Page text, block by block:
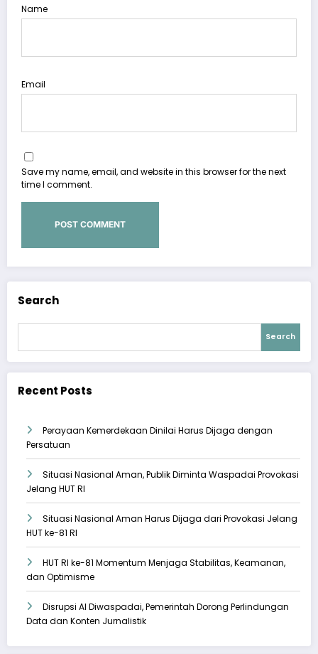
Name
Email
Save my name, email, and website in this browser for the next
time I comment.
Search
Search
Recent Posts
Perayaan Kemerdekaan Dinilai Harus Dijaga dengan
Persatuan
Situasi Nasional Aman, Publik Diminta Waspadai Provokasi
Jelang HUT RI
Situasi Nasional Aman Harus Dijaga dari Provokasi Jelang
HUT ke-81 RI
HUT RI ke-81 Momentum Menjaga Stabilitas, Keamanan,
dan Optimisme
Disrupsi AI Diwaspadai, Pemerintah Dorong Perlindungan
Data dan Konten Jurnalistik